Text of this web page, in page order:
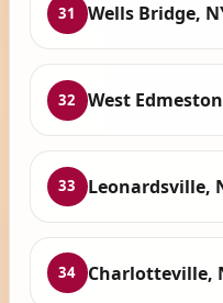
31 Wells Bridge,
32 West
33 Leonardsville,
34 Charlotteville,